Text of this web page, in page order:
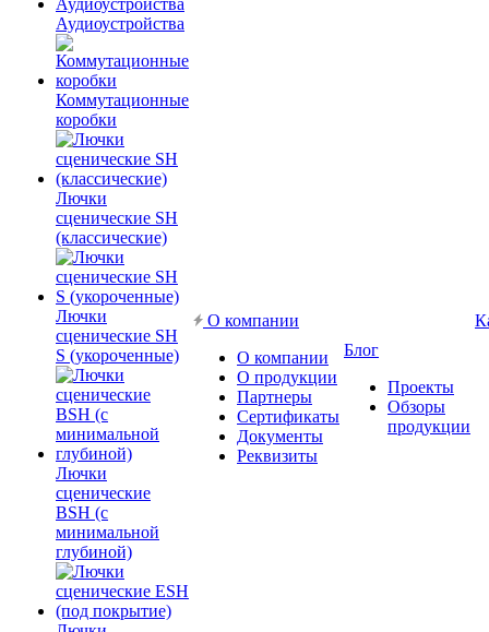
Аудиоустройства
Коммутационные
коробки
Лючки
сценические SH
(классические)
Лючки
сценические SH
S (укороченные)
Лючки
сценические
BSH (с
минимальной
глубиной)
О компании
О компании
О продукции
Партнеры
Сертификаты
Документы
Реквизиты
Блог
Проекты
Обзоры
продукции